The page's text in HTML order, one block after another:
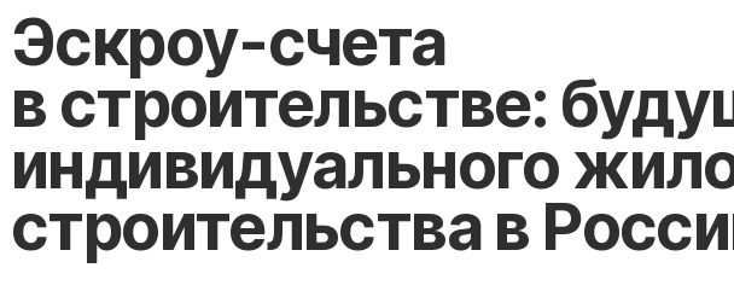
Эскроу-счета
в строительстве:
индивидуального
строительства в